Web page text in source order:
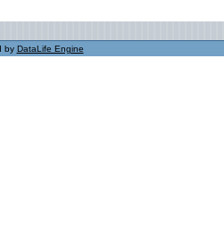
by DataLife Engine